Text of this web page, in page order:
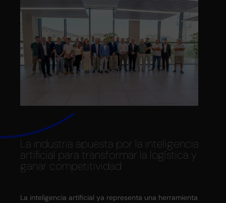
La industria apuesta por la inteligencia
artificial para transformar la logística y
ganar competitividad
La inteligencia artificial ya representa una herramienta